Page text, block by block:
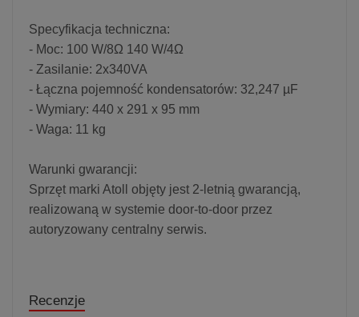
Specyfikacja techniczna:
- Moc: 100 W/8Ω 140 W/4Ω
- Zasilanie: 2x340VA
- Łączna pojemność kondensatorów: 32,247 µF
- Wymiary: 440 x 291 x 95 mm
- Waga: 11 kg
Warunki gwarancji:
Sprzęt marki Atoll objęty jest 2-letnią gwarancją,
realizowaną w systemie door-to-door przez
autoryzowany centralny serwis.
Recenzje